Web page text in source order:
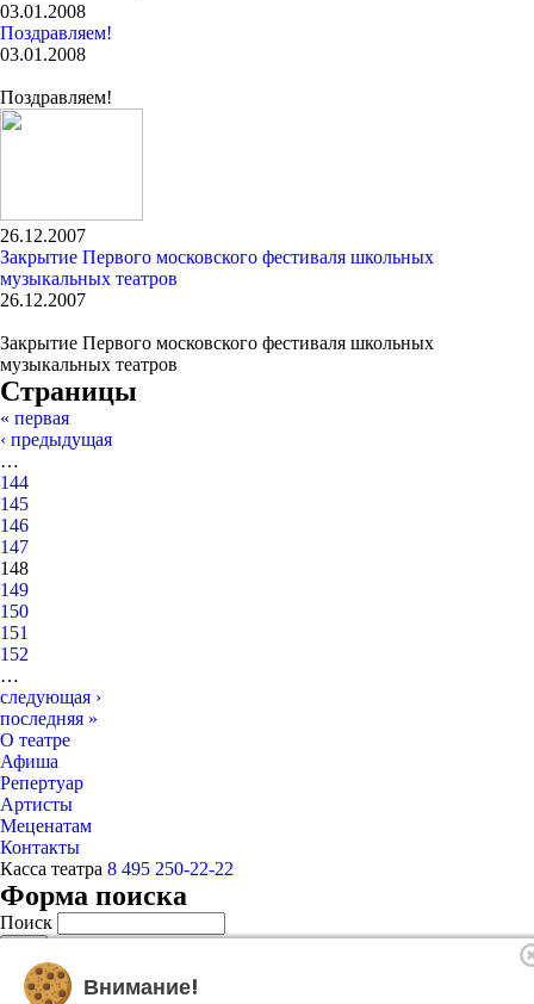
03.01.2008
Поздравляем!
03.01.2008
Поздравляем!
26.12.2007
Закрытие Первого московского фестиваля школьных
музыкальных театров
26.12.2007
Закрытие Первого московского фестиваля школьных
музыкальных театров
Страницы
« первая
‹ предыдущая
…
144
145
146
147
148
149
150
151
152
…
следующая ›
последняя »
О театре
Афиша
Репертуар
Артисты
Меценатам
Контакты
Касса театра 8 495 250-22-22
Форма поиска
Поиск
© 2025 Музыкальный театр Геликон-опера.
Внимание!